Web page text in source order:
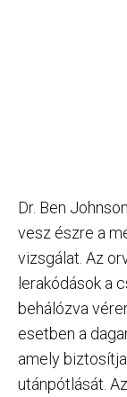
Dr. Ben
vesz észre a
vizsgálat. Az
lerakódások a
behálózva
esetben a
amely
utánpótlását.